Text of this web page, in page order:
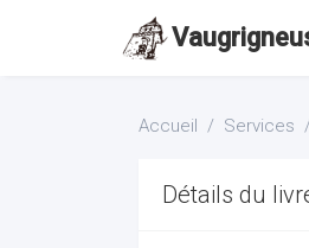
Accueil Services
Détails du